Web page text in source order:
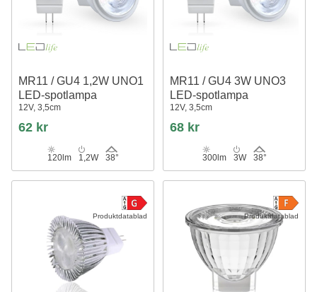
MR11 / GU4 1,2W UNO1
LED-spotlampa
12V, 3,5cm
62 kr
120lm 1,2W 38°
MR11 / GU4 3W UNO3
LED-spotlampa
12V, 3,5cm
68 kr
300lm 3W 38°
Produktdatablad Produktdatablad